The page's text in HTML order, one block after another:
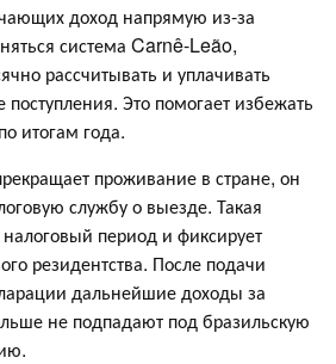
доход напрямую из-за
система Carnê-Leão,
рассчитывать и уплачивать
Это помогает избежать
итогам года.
проживание в стране, он
службу о выезде. Такая
период и фиксирует
резидентства. После подачи
дальнейшие доходы за
не подпадают под бразильскую